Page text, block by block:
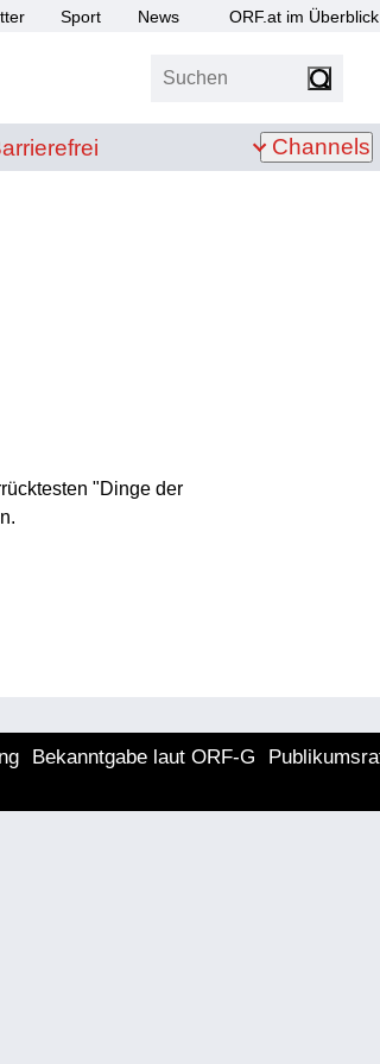
Sport News ORF.at im Überblick
Suchen
Channels
"Dinge der
Bekanntgabe laut ORF-G